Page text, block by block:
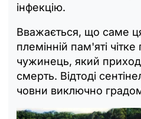
інфекцію.
Вважається, що саме
племінній пам'яті
чужинець, який
смерть. Відтоді
човни виключно